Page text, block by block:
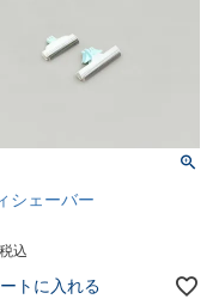
シェーバー
税込
トに入れる